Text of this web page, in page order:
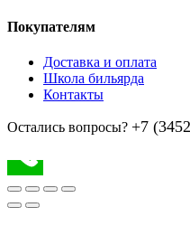
Покупателям
Доставка и оплата
Школа бильярда
Контакты
Остались вопросы? +7